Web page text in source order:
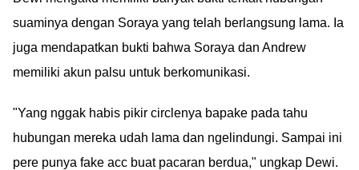
ditebak!
suaminya dengan Soraya yang telah berlangsung lama. Ia
juga mendapatkan bukti bahwa Soraya dan Andrew
memiliki akun palsu untuk berkomunikasi.
"Yang nggak habis pikir circlenya bapake pada tahu
hubungan mereka udah lama dan ngelindungi. Sampai ini
pere punya fake acc buat pacaran berdua," ungkap Dewi.